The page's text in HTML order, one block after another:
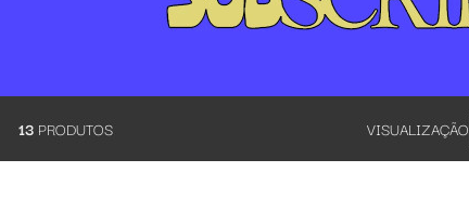
13PRODUTOS VISUALIZAÇÃO